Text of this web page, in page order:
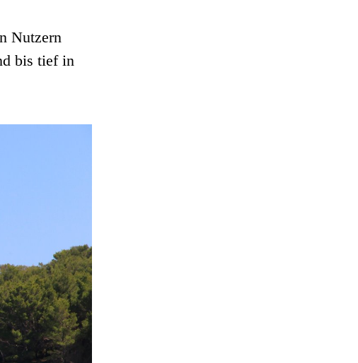
Nutzern
bis tief in